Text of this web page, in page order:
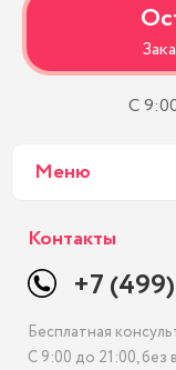
С
Меню
Контакты
+7
Бесплатная
С 9:00 до 21:00, без